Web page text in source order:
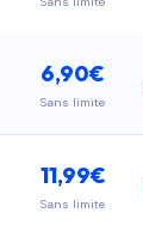
6,90€
Sans limite
11,99€
Sans limite